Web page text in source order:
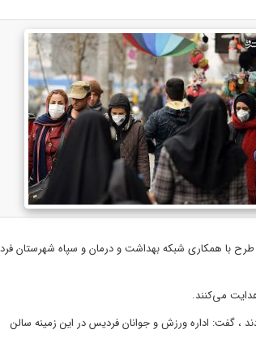
طرح با همکاری شبکه بهداشت و درمان و سپاه شهرستان
می‌کنند.
، گفت: اداره ورزش و جوانان فردیس در این زمینه سالن